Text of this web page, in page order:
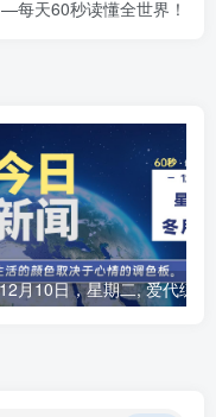
—每天60秒读懂全世界！